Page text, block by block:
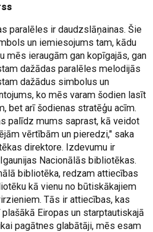
paralēles ir daudzslāņainas. Šie
un iemiesojums tam, kādu
mēs ieraugām gan kopīgajās, gan
dažādas paralēles melodijās
dažādus simbolus un
ko mēs varam šodien lasīt
bet arī šodienas stratēģu acīm.
palīdz mums saprast, kā veidot
vērtībām un pieredzi," saka
direktore. Izdevumu ir
Nacionālās bibliotēkas.
bibliotēka, redzam attiecības
kā vienu no būtiskākajiem
Tās ir attiecības, kas
Eiropas un starptautiskajā
pagātnes glabātāji, mēs esam